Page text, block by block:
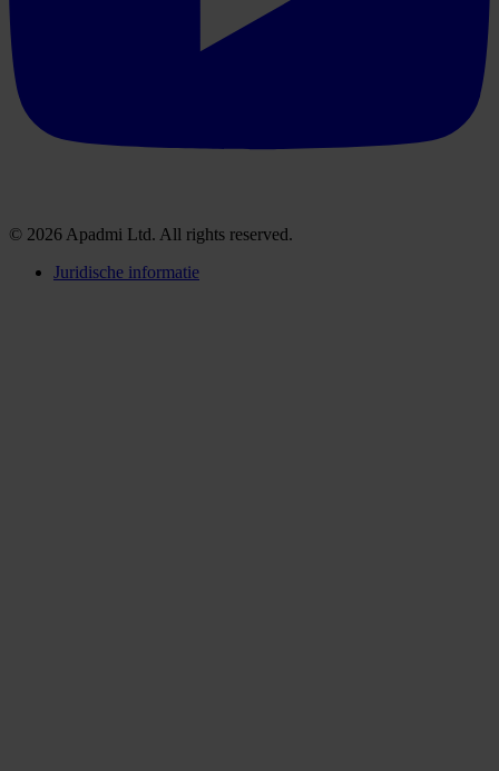
© 2026 Apadmi Ltd. All rights reserved.
Juridische informatie